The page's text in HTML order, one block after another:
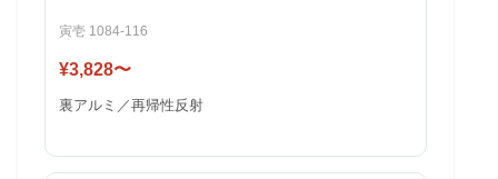
寅壱 1084-116
¥3,828〜
裏アルミ／再帰性反射